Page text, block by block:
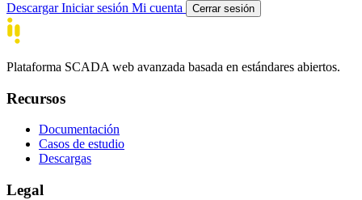
DescargarIniciar sesión Mi cuenta Cerrar sesión
Plataforma SCADA web avanzada basada en estándares abiertos.
Recursos
Documentación
Casos de estudio
Descargas
Legal